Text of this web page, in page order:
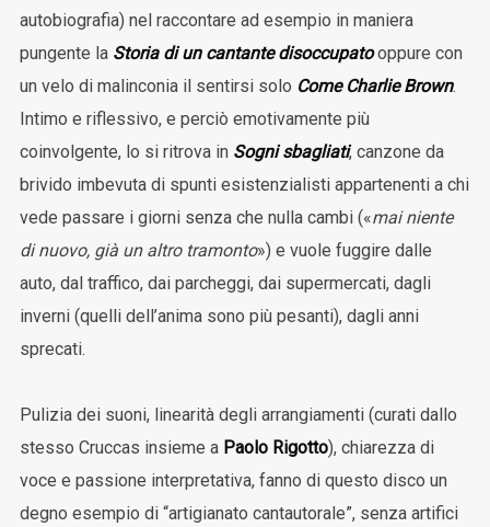
autobiografia) nel raccontare ad esempio in maniera
pungente la Storia di un cantante disoccupatooppure con
un velo di malinconia il sentirsi solo Come Charlie Brown.
Intimo e riflessivo, e perciò emotivamente più
coinvolgente, lo si ritrova in Sogni sbagliati, canzone da
brivido imbevuta di spunti esistenzialisti appartenenti a chi
vede passare i giorni senza che nulla cambi («mai niente
di nuovo, già un altro tramonto») e vuole fuggire dalle
auto, dal traffico, dai parcheggi, dai supermercati, dagli
inverni (quelli dell’anima sono più pesanti), dagli anni
sprecati.
Pulizia dei suoni, linearità degli arrangiamenti (curati dallo
stesso Cruccas insieme a Paolo Rigotto), chiarezza di
voce e passione interpretativa, fanno di questo disco un
degno esempio di “artigianato cantautorale”, senza artifici